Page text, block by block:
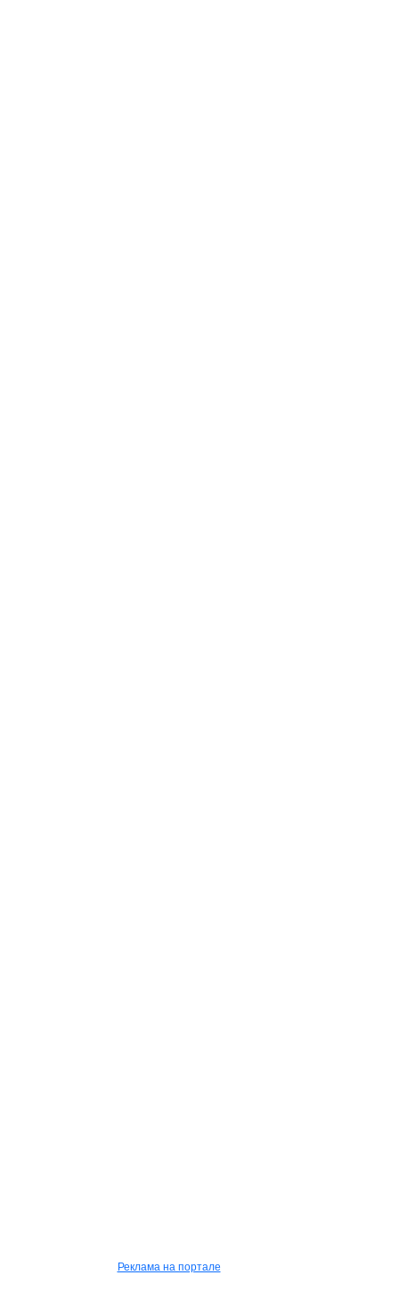
Реклама на портале